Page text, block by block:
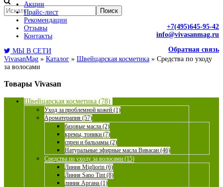
+7(495)645-95-42
info@vivasanmag.ru
Обратная связь
Акции
Прайс-лист
Рекомендации
Отзывы
Контакты
МЫ В СЕТИ
VivasanMag » Каталог » Швейцарская косметика » Средства по уходу
за волосами
Товары Vivasan
Швейцарская косметика (78)
Уход за проблемной кожей (1)
Ароматерапия (57)
базовые масла (2)
кремы, тоники (7)
спреи и бальзамы (2)
Натуральные эфирные масла Вивасан (46)
Средства по уходу за волосами (15)
Линия Migliorin (6)
Линия Sano Tint (8)
линия Аргана (1)